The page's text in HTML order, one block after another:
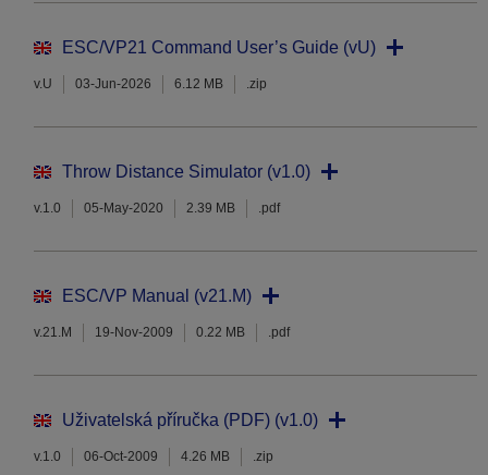
ESC/VP21 Command User’s Guide (vU)
v.U 03-Jun-2026 6.12 MB .zip
Throw Distance Simulator (v1.0)
v.1.0 05-May-2020 2.39 MB .pdf
ESC/VP Manual (v21.M)
v.21.M 19-Nov-2009 0.22 MB .pdf
Uživatelská příručka (PDF) (v1.0)
v.1.0 06-Oct-2009 4.26 MB .zip